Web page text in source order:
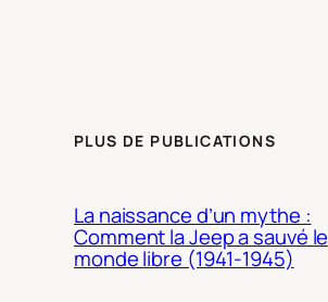
PLUS DE PUBLICATIONS
La naissance d’un mythe :
Comment la Jeep a sauvé le
monde libre (1941-1945)